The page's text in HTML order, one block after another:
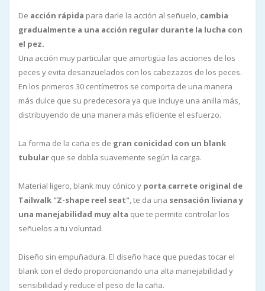
De acción rápida para darle la acción al señuelo, cambia
gradualmente a una acción regular durante la lucha con
el pez.
Una acción muy particular que amortigüa las acciones de los
peces y evita desanzuelados con los cabezazos de los peces.
En los primeros 30 centímetros se comporta de una manera
más dulce que su predecesora ya que incluye una anilla más,
distribuyendo de una manera más eficiente el esfuerzo.
La forma de la caña es de gran conicidad con un blank
tubular que se dobla suavemente según la carga.
Material ligero, blank muy cónico y porta carrete original de
Tailwalk "Z-shape reel seat", te da una sensación liviana y
una manejabilidad muy alta que te permite controlar los
señuelos a tu voluntad.
Diseño sin empuñadura. El diseño hace que puedas tocar el
blank con el dedo proporcionando una alta manejabilidad y
sensibilidad y reduce el peso de la caña.